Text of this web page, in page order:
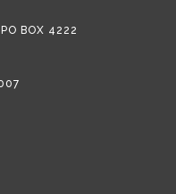
BOX 4222